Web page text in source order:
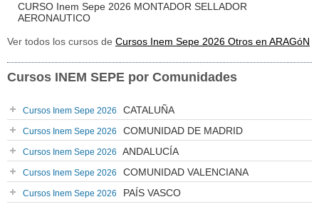
CURSO Inem Sepe 2026 MONTADOR SELLADOR
AERONAUTICO
Ver todos los cursos de Cursos Inem Sepe 2026 Otros en ARAGóN
Cursos INEM SEPE por Comunidades
Cursos Inem Sepe 2026 CATALUÑA
Cursos Inem Sepe 2026 COMUNIDAD DE MADRID
Cursos Inem Sepe 2026 ANDALUCÍA
Cursos Inem Sepe 2026 COMUNIDAD VALENCIANA
Cursos Inem Sepe 2026 PAÍS VASCO